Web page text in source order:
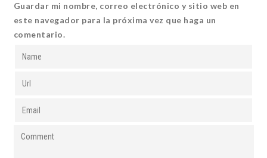
Guardar mi nombre, correo electrónico y sitio web en
este navegador para la próxima vez que haga un
comentario.